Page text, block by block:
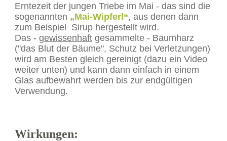
Erntezeit der jungen Triebe im Mai - das sind die
sogenannten „Mai-Wipferl“, aus denen dann
zum Beispiel Sirup hergestellt wird.
Das - gewissenhaft gesammelte - Baumharz
("das Blut der Bäume", Schutz bei Verletzungen)
wird am Besten gleich gereinigt (dazu ein Video
weiter unten) und kann dann einfach in einem
Glas aufbewahrt werden bis zur endgültigen
Verwendung.
Wirkungen: